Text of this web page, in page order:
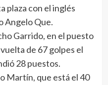
plaza con el inglés
Angelo Que.
Garrido, en el puesto
de 67 golpes el
28 puestos.
Martín, que está el 40